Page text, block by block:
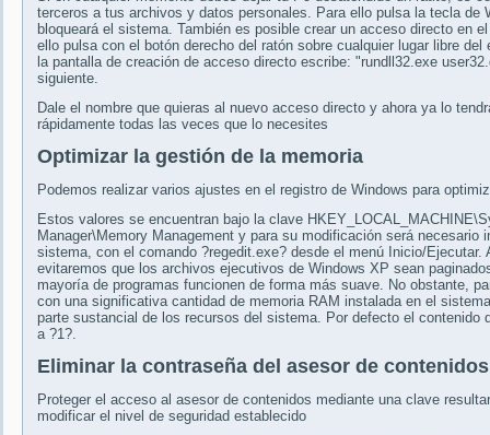
terceros a tus archivos y datos personales. Para ello pulsa la tecla
bloqueará el sistema. También es posible crear un acceso directo en
ello pulsa con el botón derecho del ratón sobre cualquier lugar libre
la pantalla de creación de acceso directo escribe: "rundll32.exe
siguiente.
Dale el nombre que quieras al nuevo acceso directo y ahora ya lo
rápidamente todas las veces que lo necesites
Optimizar la gestión de la memoria
Podemos realizar varios ajustes en el registro de Windows para
Estos valores se encuentran bajo la clave
Manager\Memory Management y para su modificación será necesario
sistema, con el comando ?regedit.exe? desde el menú Inicio/
evitaremos que los archivos ejecutivos de Windows XP sean
mayoría de programas funcionen de forma más suave. No obstante,
con una significativa cantidad de memoria RAM instalada en el
parte sustancial de los recursos del sistema. Por defecto el contenido
a ?1?.
Eliminar la contraseña del asesor de
Proteger el acceso al asesor de contenidos mediante una clave
modificar el nivel de seguridad establecido